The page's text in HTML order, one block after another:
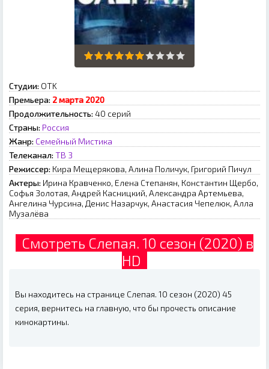
Студии: OTK
Премьера: 2 марта 2020
Продолжительность: 40 серий
Страны: Россия
Жанр: Семейный Мистика
Телеканал: ТВ 3
Режиссер: Кира Мещерякова, Алина Поличук, Григорий Пичул
Актеры: Ирина Кравченко, Елена Степанян, Константин Щербо,
Софья Золотая, Андрей Касницкий, Александра Артемьева,
Ангелина Чурсина, Денис Назарчук, Анастасия Чепелюк, Алла
Музалёва
Смотреть Слепая. 10 сезон (2020) в
HD
Вы находитесь на странице Слепая. 10 сезон (2020) 45
серия, вернитесь на главную, что бы прочесть описание
кинокартины.